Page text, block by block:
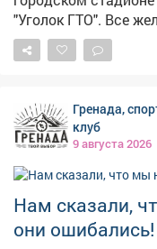
"Уголок ГТО". Все желающие пришедшие на праздник
смогли принять
и состязаниях спорта. Отдел ГТО провел троеборье
толчком двумя
гимнастической
разгибание рук в упоре лежа. "Уголок
Все с большим
пробовали пройти
прохождение
участники
Гренада,
клуб
9 августа 2026
Нам сказали,
они ошибались!